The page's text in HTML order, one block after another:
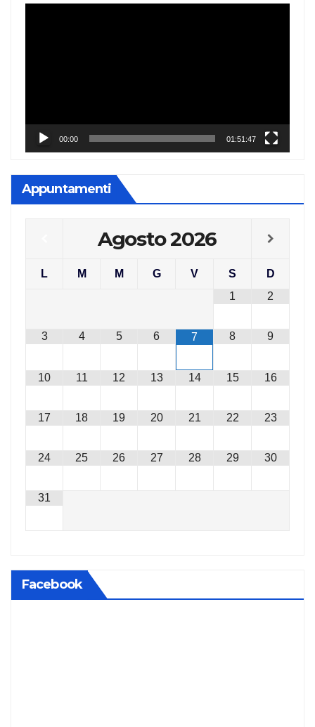
00:00 01:51:47
Appuntamenti
Agosto2026
L M M G V S
D
1
2
3 4 5 6 7 8 9
10 11 12 13 14 15 16
17 18 19 20 21 22 23
24 25 26 27 28 29 30
31
Facebook